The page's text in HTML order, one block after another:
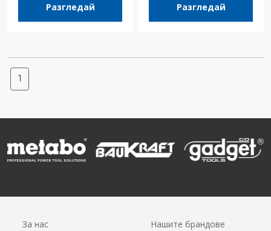
Разгледай Разгледай
1
За нас Нашите брандове